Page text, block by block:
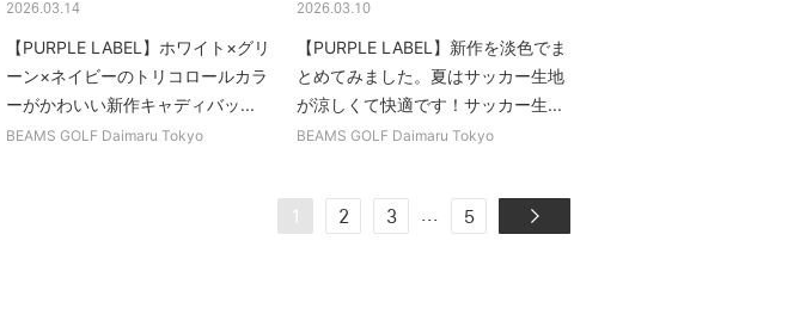
2026.03.14
【PURPLE LABEL】ホワイト×グリ
ーン×ネイビーのトリコロールカラ
ーがかわいい新作キャディバッ...
BEAMS GOLF Daimaru Tokyo
2026.03.10
【PURPLE LABEL】新作を淡色でま
とめてみました。夏はサッカー生地
が涼しくて快適です！サッカー生...
BEAMS GOLF Daimaru Tokyo
1 2 3 ... 5